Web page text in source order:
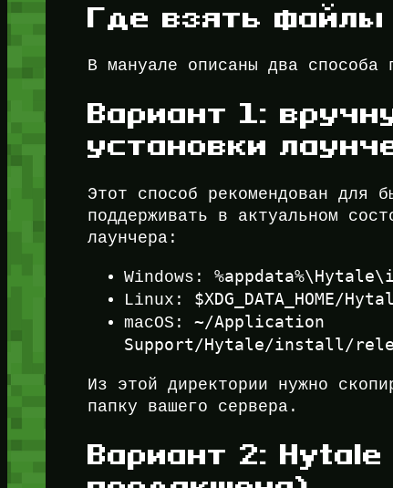
Где взять файлы
В мануале описаны два способа
Вариант 1:
установки
Этот способ рекомендован для
поддерживать в актуальном
лаунчера:
Windows:
Linux:
macOS:~/Application
Support/Hytale/install/
Из этой директории нужно
папку вашего сервера.
Вариант 2: